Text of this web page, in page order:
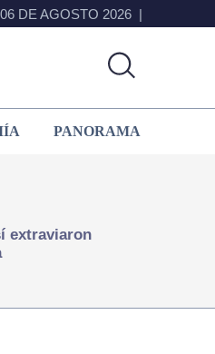
06 DE AGOSTO 2026
PANORAMA
extraviaron